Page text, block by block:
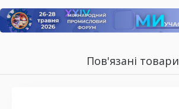
Пов'язані товари